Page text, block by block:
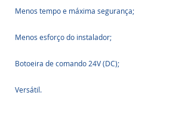
Menos tempo e máxima segurança;
Menos esforço do instalador;
Botoeira de comando 24V (DC);
Versátil.